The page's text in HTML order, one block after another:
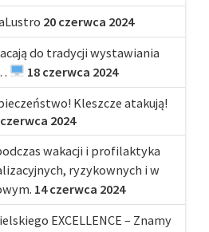
20 czerwca 2024
do tradycji wystawiania
18 czerwca 2024
Kleszcze atakują!
2024
wakacji i profilaktyka
ryzykownych i w
14 czerwca 2024
EXCELLENCE – Znamy